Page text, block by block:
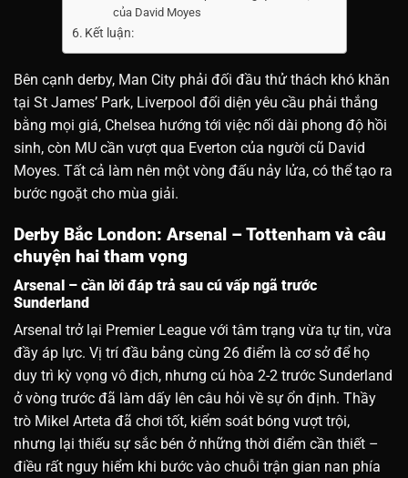
của David Moyes
Kết luận:
Bên cạnh derby, Man City phải đối đầu thử thách khó khăn
tại St James’ Park, Liverpool đối diện yêu cầu phải thắng
bằng mọi giá, Chelsea hướng tới việc nối dài phong độ hồi
sinh, còn MU cần vượt qua Everton của người cũ David
Moyes. Tất cả làm nên một vòng đấu nảy lửa, có thể tạo ra
bước ngoặt cho mùa giải.
Derby Bắc London: Arsenal – Tottenham và câu
chuyện hai tham vọng
Arsenal – cần lời đáp trả sau cú vấp ngã trước
Sunderland
Arsenal trở lại Premier League với tâm trạng vừa tự tin, vừa
đầy áp lực. Vị trí đầu bảng cùng 26 điểm là cơ sở để họ
duy trì kỳ vọng vô địch, nhưng cú hòa 2-2 trước Sunderland
ở vòng trước đã làm dấy lên câu hỏi về sự ổn định. Thầy
trò Mikel Arteta đã chơi tốt, kiểm soát bóng vượt trội,
nhưng lại thiếu sự sắc bén ở những thời điểm cần thiết –
điều rất nguy hiểm khi bước vào chuỗi trận gian nan phía